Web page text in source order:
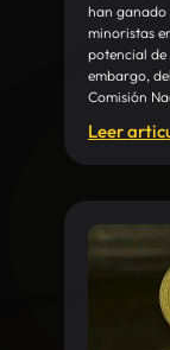
han ganado
minoristas
potencial de
embargo,
Comisión
Leer